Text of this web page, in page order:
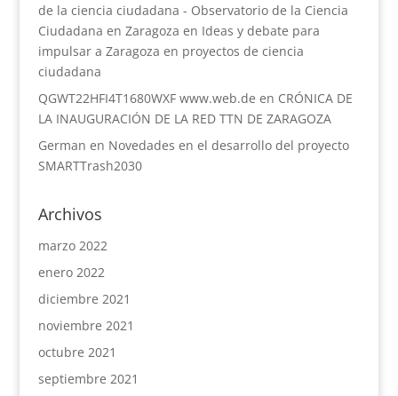
de la ciencia ciudadana - Observatorio de la Ciencia
Ciudadana en Zaragoza en Ideas y debate para
impulsar a Zaragoza en proyectos de ciencia
ciudadana
QGWT22HFI4T1680WXF www.web.de en CRÓNICA DE
LA INAUGURACIÓN DE LA RED TTN DE ZARAGOZA
German en Novedades en el desarrollo del proyecto
SMARTTrash2030
Archivos
marzo 2022
enero 2022
diciembre 2021
noviembre 2021
octubre 2021
septiembre 2021